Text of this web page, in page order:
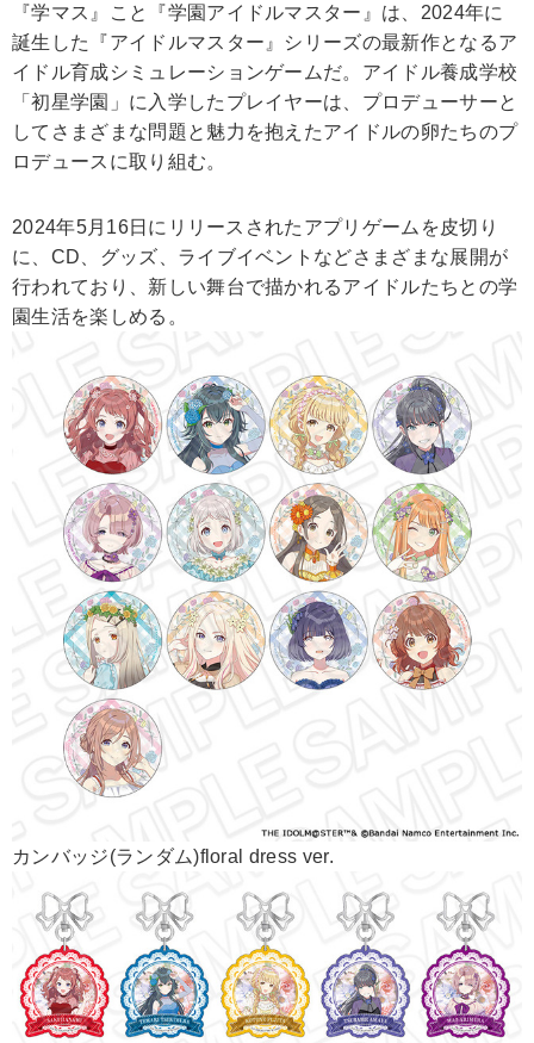
『学マス』こと『学園アイドルマスター』は、2024年に
誕生した『アイドルマスター』シリーズの最新作となるア
イドル育成シミュレーションゲームだ。アイドル養成学校
「初星学園」に入学したプレイヤーは、プロデューサーと
してさまざまな問題と魅力を抱えたアイドルの卵たちのプ
ロデュースに取り組む。
2024年5月16日にリリースされたアプリゲームを皮切り
に、CD、グッズ、ライブイベントなどさまざまな展開が
行われており、新しい舞台で描かれるアイドルたちとの学
園生活を楽しめる。
カンバッジ(ランダム)floral dress ver.